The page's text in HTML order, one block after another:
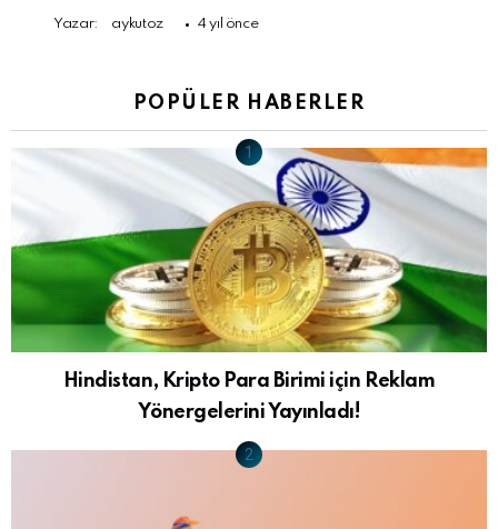
Yazar: aykutoz 4 yıl önce
POPÜLER HABERLER
Hindistan, Kripto Para Birimi için Reklam
Yönergelerini Yayınladı!